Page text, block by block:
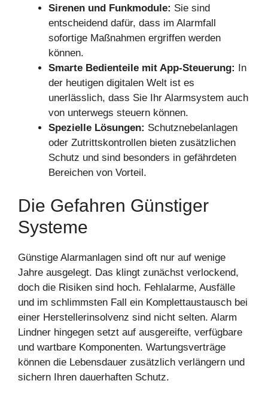
Sirenen und Funkmodule: Sie sind
entscheidend dafür, dass im Alarmfall
sofortige Maßnahmen ergriffen werden
können.
Smarte Bedienteile mit App-Steuerung: In
der heutigen digitalen Welt ist es
unerlässlich, dass Sie Ihr Alarmsystem auch
von unterwegs steuern können.
Spezielle Lösungen: Schutznebelanlagen
oder Zutrittskontrollen bieten zusätzlichen
Schutz und sind besonders in gefährdeten
Bereichen von Vorteil.
Die Gefahren Günstiger
Systeme
Günstige Alarmanlagen sind oft nur auf wenige
Jahre ausgelegt. Das klingt zunächst verlockend,
doch die Risiken sind hoch. Fehlalarme, Ausfälle
und im schlimmsten Fall ein Komplettaustausch bei
einer Herstellerinsolvenz sind nicht selten. Alarm
Lindner hingegen setzt auf ausgereifte, verfügbare
und wartbare Komponenten. Wartungsverträge
können die Lebensdauer zusätzlich verlängern und
sichern Ihren dauerhaften Schutz.